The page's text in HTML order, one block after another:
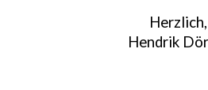
Herzlich,
Hendrik